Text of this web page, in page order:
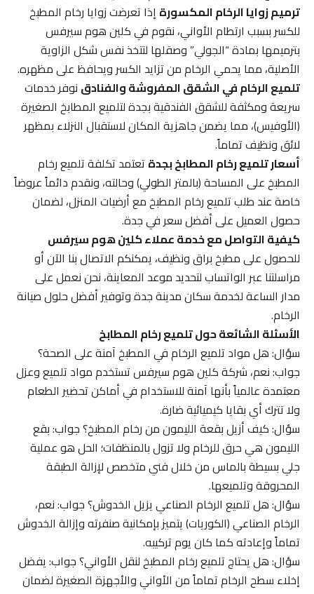
ترميم زوايا الرخام المكسورةإذا تعرضت زوايا رخام المطبخ
للكسر بسبب ارتطام الأواني، نقوم في كلين هوم سيرفس
بترميمها بمادة “الجولي” وصقلها لتتخذ نفس شكل الزاوية
الأصلية، مما يحمي الرخام من تزايد الكسر ويحافظ على مظهره.
تلميع الرخام في الشقق المفروشة والفنادقنوفر خدمات
سريعة ومكثفة للشقق الفندقية بجدة لتلميع المطابخ الصغيرة
(الأوفيس)، مما يضمن جاهزية المكان لاستقبال النزلاء بمظهر
لائق ونظيف تماماً.
أسعار تلميع رخام المطابخ بجدةتعتمد تكلفة تلميع رخام
المطبخ على المساحة (بالمتر الطولي) وحالته، ونقدم دائماً عروضاً
خاصة عند طلب تلميع رخام المطبخ مع أرضيات المنزل، لضمان
حصول العميل على أفضل سعر في جدة.
كيفية التواصل مع خدمة عملاء كلين هوم سيرفس
للحصول على مطبخ براق ونظيف، يمكنكم الاتصال بنا الآن أو
مراسلتنا عبر الواتساب لتحديد موعد المعاينة، نحن نعمل على
مدار الساعة لخدمة سكان مدينة جدة وتوفير أفضل حلول صيانة
الرخام.
الأسئلة الشائعة حول تلميع رخام المطابخ
سؤال: هل مواد تلميع الرخام في المطبخ آمنة على الصحة؟
جواب: نعم، شركة كلين هوم سيرفس تستخدم مواد تلميع وعزل
معتمدة عالمياً بأنها آمنة للاستخدام في أماكن تحضير الطعام
ولا تترك أي بقايا كيميائية ضارة.
سؤال: كيف أزيل بقعة الليمون من رخام المطبخ؟ جواب: بقع
الليمون هي حرق للرخام ولا تزول بالمنظفات؛ الحل هو عملية
جلي بسيطة بالماس من خلال فني متخصص لإزالة الطبقة
المحروقة وتلميعها.
سؤال: هل تلميع الرخام الصناعي يزيل الخدوش؟ جواب: نعم،
الرخام الصناعي (الكوريات) يتميز بإمكانية صنفرته وإزالة الخدوش
تماماً وإعادته كما كان يوم تركيبه.
سؤال: هل يحتاج تلميع رخام المطبخ لنقل الأواني؟ جواب: يفضل
إخلاء سطح الرخام تماماً من الأواني والأجهزة الصغيرة لضمان